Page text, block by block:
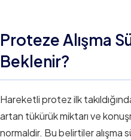
Proteze Alışma
Beklenir?
Hareketli protez ilk
artan tükürük miktarı ve
normaldir. Bu belirtiler alışma